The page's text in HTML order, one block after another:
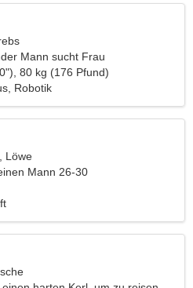
Mann sucht Frau
80 kg (176 Pfund)
Robotik
Löwe
Mann 26-30